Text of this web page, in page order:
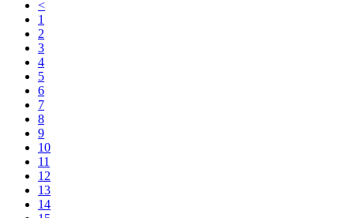
<
1
2
3
4
5
6
7
8
9
10
11
12
13
14